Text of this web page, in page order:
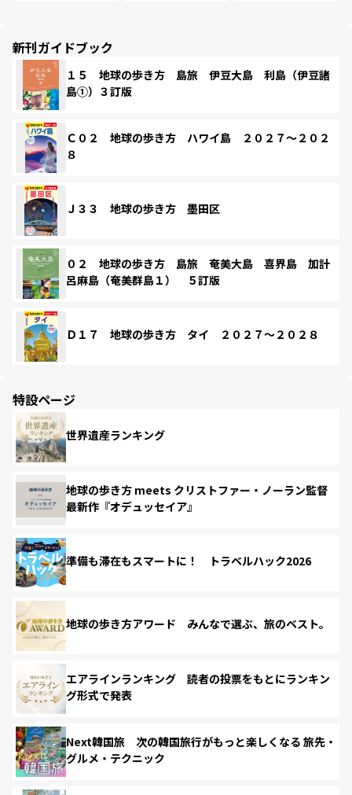
新刊ガイドブック
１５ 地球の歩き方 島旅 伊豆大島 利島（伊豆諸
島①）３訂版
Ｃ０２ 地球の歩き方 ハワイ島 ２０２７～２０２
８
Ｊ３３ 地球の歩き方 墨田区
０２ 地球の歩き方 島旅 奄美大島 喜界島 加計
呂麻島（奄美群島１） ５訂版
Ｄ１７ 地球の歩き方 タイ ２０２７～２０２８
特設ページ
世界遺産ランキング
地球の歩き方 meets クリストファー・ノーラン監督
最新作『オデュッセイア』
準備も滞在もスマートに！ トラベルハック2026
地球の歩き方アワード みんなで選ぶ、旅のベスト。
エアラインランキング 読者の投票をもとにランキン
グ形式で発表
Next韓国旅 次の韓国旅行がもっと楽しくなる 旅先・
グルメ・テクニック